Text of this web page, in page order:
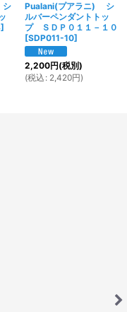
]
Pualani(プアラニ) シ
ルバーペンダントトッ
プ ＳＤＰ０１１－１０
[SDP011-10]
2,200円(税別)
(税込 : 2,420円)